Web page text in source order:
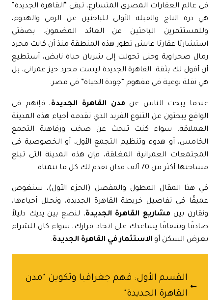
عالم العقارات المصري المتسارع، تبقى “القاهرة الجديدة”
درة التاج والقبلة الأولى للباحثين عن الرقي والهدوء،
الباحثين عن العائد المضمون. بصفتي
عقاريًا عايش تطور هذه المنطقة منذ أن كانت مجرد
صحراوية وحتى تحولت إلى شريان حياة نابض، أستطيع
أقول لك بثقة: القاهرة الجديدة ليست مجرد حيز عمراني، بل
نقلة نوعية في مفهوم “جودة الحياة” في مصر.
يبحث الناس عن مدن القاهرة الجديدة، فإنهم في
يبحثون عن التنوع الفريد الذي تقدمه أحياء هذه المدينة
سواء كنت تبحث عن صخب ورفاهيةالتجمع
، أو هدوء وتنظيم التجمع الأول، أو الخصوصية في
العمرانية المغلقة، فإن هذه المدينة التي تبلغ
أكثر من 70 ألف فدان تقدم لك كل ما تتمناه.
هذا المقال المطول والمفصل (الجزء الأول)، سنغوص
في تفاصيل خريطة القاهرة الجديدة، ونحلل أحياءها،
بين مشاريع القاهرة الجديدة، لنضع بين يديك دليلاً
وشفافًا يساعدك على اتخاذ قرارك، سواء كان للشراء
السكن أوالاستثمار في القاهرة الجديدة.
القسم الأول: فهم جغرافيا وتكوين "مدن
القاهرة الجديدة"